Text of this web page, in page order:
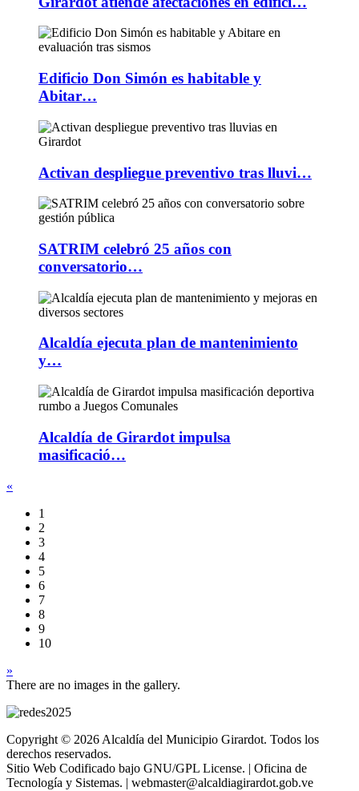
Edificio Don Simón es habitable y
Abitar…
Activan despliegue preventivo tras lluvi…
SATRIM celebró 25 años con
conversatorio…
Alcaldía ejecuta plan de mantenimiento
y…
Alcaldía de Girardot impulsa
masificació…
«
1
2
3
4
5
6
7
8
9
10
»
There are no images in the gallery.
Copyright © 2026 Alcaldía del Municipio Girardot. Todos los
derechos reservados.
Sitio Web Codificado bajo GNU/GPL License. | Oficina de
Tecnología y Sistemas. | webmaster@alcaldiagirardot.gob.ve